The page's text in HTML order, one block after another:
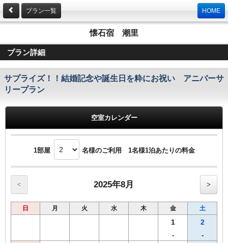
プラン一覧 HOME
懐石宿 潮里
プラン詳細
サプライズ！！結婚記念や誕生日を粋にお祝い アニバーサ
リープラン
空室カレンダー
1部屋 名様のご利用 1名様1泊あたりの料金
< 2025年8月 >
日 月 火 水 木 金 土
1
-
2
-